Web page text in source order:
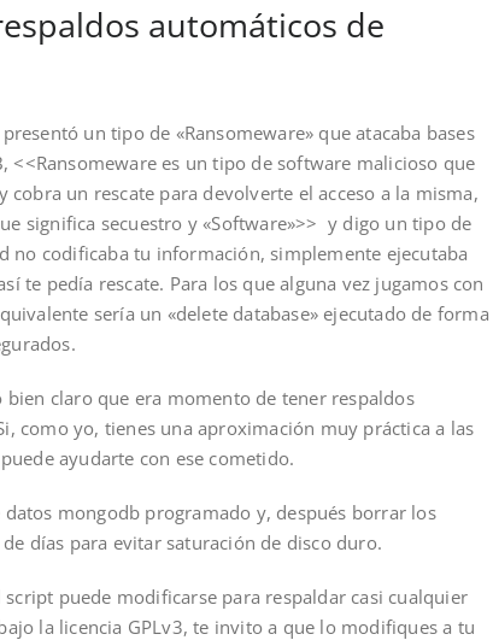
automáticos de
un tipo de «Ransomeware» que atacaba bases
<<Ransomeware es un tipo de software malicioso que
un rescate para devolverte el acceso a la misma,
significa secuestro y «Software»>> y digo un tipo de
no codificaba tu información, simplemente ejecutaba
te pedía rescate. Para los que alguna vez jugamos con
sería un «delete database» ejecutado de forma
claro que era momento de tener respaldos
como yo, tienes una aproximación muy práctica a las
ayudarte con ese cometido.
datos mongodb programado y, después borrar los
días para evitar saturación de disco duro.
puede modificarse para respaldar casi cualquier
la licencia GPLv3, te invito a que lo modifiques a tu